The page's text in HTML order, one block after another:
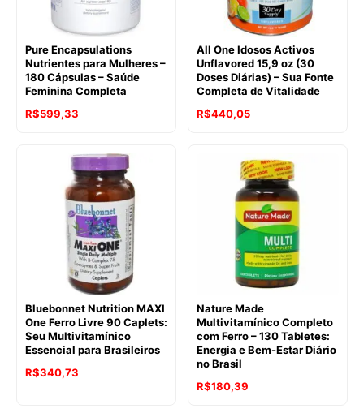
Pure Encapsulations
Nutrientes para Mulheres –
180 Cápsulas – Saúde
Feminina Completa
R$599,33
All One Idosos Activos
Unflavored 15,9 oz (30
Doses Diárias) – Sua Fonte
Completa de Vitalidade
R$440,05
Bluebonnet Nutrition MAXI
One Ferro Livre 90 Caplets:
Seu Multivitamínico
Essencial para Brasileiros
R$340,73
Nature Made
Multivitamínico Completo
com Ferro – 130 Tabletes:
Energia e Bem-Estar Diário
no Brasil
R$180,39